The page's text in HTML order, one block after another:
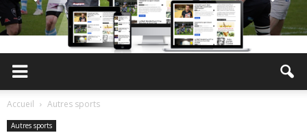
Sport
Accueil Autres sports
Autres sports